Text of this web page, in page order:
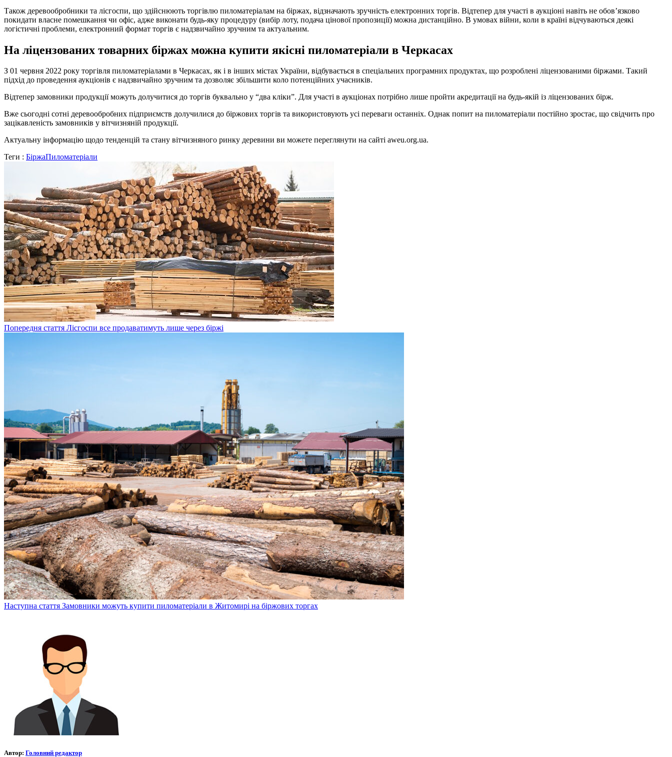
Також деревообробники та лісгоспи, що здійснюють торгівлю пиломатеріалам на біржах, відзначають зручність електронних торгів. Відтепер для участі в аукціоні навіть не обов’язково
покидати власне помешкання чи офіс, адже виконати будь-яку процедуру (вибір лоту, подача цінової пропозиції) можна дистанційно. В умовах війни, коли в країні відчуваються деякі
логістичні проблеми, електронний формат торгів є надзвичайно зручним та актуальним.
На ліцензованих товарних біржах можна купити якісні пиломатеріали в Черкасах
З 01 червня 2022 року торгівля пиломатеріалами в Черкасах, як і в інших містах України, відбувається в спеціальних програмних продуктах, що розроблені ліцензованими біржами. Такий
підхід до проведення аукціонів є надзвичайно зручним та дозволяє збільшити коло потенційних учасників.
Відтепер замовники продукції можуть долучитися до торгів буквально у “два кліки”. Для участі в аукціонах потрібно лише пройти акредитації на будь-якій із ліцензованих бірж.
Вже сьогодні сотні деревообробних підприємств долучилися до біржових торгів та використовують усі переваги останніх. Однак попит на пиломатеріали постійно зростає, що свідчить про
зацікавленість замовників у вітчизняній продукції.
Актуальну інформацію щодо тенденцій та стану вітчизняного ринку деревини ви можете переглянути на сайті aweu.org.ua.
Теги : БіржаПиломатеріали
Попередня стаття Лісгоспи все продаватимуть лише через біржі
Наступна стаття Замовники можуть купити пиломатеріали в Житомирі на біржових торгах
Автор: Головний редактор